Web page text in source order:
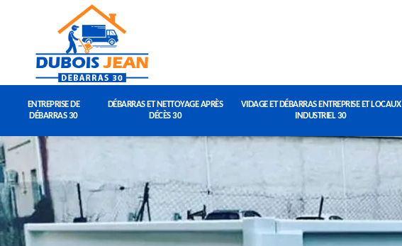
ENTREPRISE DE
DÉBARRAS 30
DÉBARRAS ET NETTOYAGE APRÈS
DÉCÈS 30
VIDAGE ET DÉBARRAS ENTREPRISE ET LOCAUX
INDUSTRIEL 30